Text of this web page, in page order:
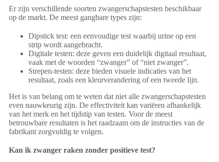
Er zijn verschillende soorten zwangerschapstesten beschikbaar
op de markt. De meest gangbare types zijn:
Dipstick test: een eenvoudige test waarbij urine op een
strip wordt aangebracht.
Digitale testen: deze geven een duidelijk digitaal resultaat,
vaak met de woorden “zwanger” of “niet zwanger”.
Strepen-testen: deze bieden visuele indicaties van het
resultaat, zoals een kleurverandering of een tweede lijn.
Het is van belang om te weten dat niet alle zwangerschapstesten
even nauwkeurig zijn. De effectiviteit kan variëren afhankelijk
van het merk en het tijdstip van testen. Voor de meest
betrouwbare resultaten is het raadzaam om de instructies van de
fabrikant zorgvuldig te volgen.
Kan ik zwanger raken zonder positieve test?